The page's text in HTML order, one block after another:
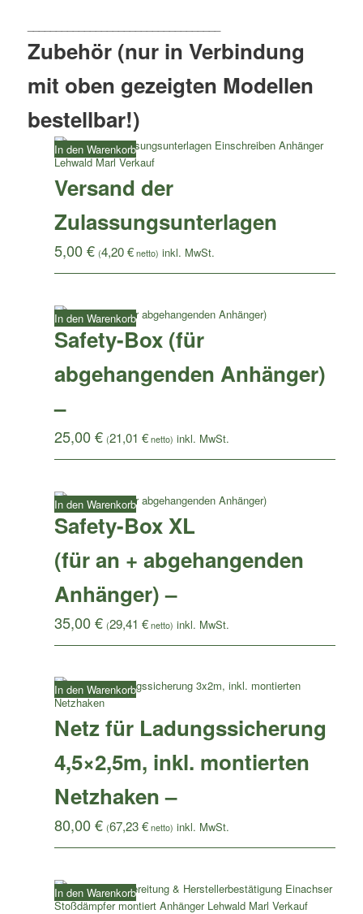
Zubehör (nur in Verbindung
mit oben gezeigten Modellen
bestellbar!)
Versand der
Zulassungsunterlagen
5,00€ (4,20€netto)
In den Warenkorb
Safety-Box (für
abgehangenden Anhänger)
–
25,00€ (21,01 €netto)
In den Warenkorb
Safety-Box XL
(für an + abgehangenden
Anhänger) –
35,00€ (29,41 €netto)
In den Warenkorb
Netz für Ladungssicherung
4,5×2,5m, inkl. montierten
Netzhaken –
80,00€ (67,23€netto)
In den Warenkorb
In den Warenkorb